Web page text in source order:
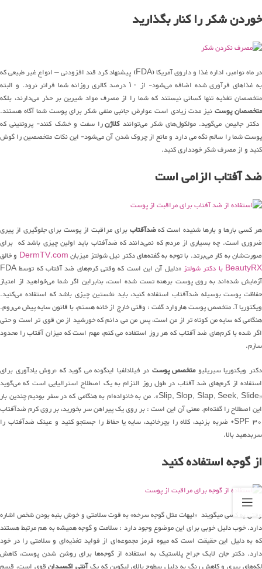
خوردن شکر را کنار بگذارید
در ماه نوامبر، اداره غذا و داروی آمریکا (FDA) پیشنهاد کرد قند افزودنی – انواع غیر طبیعی که
به غذاهای فرآوری شده اضافه می‌شود- از ۱۰ درصد کالری روزانه شما فراتر نرود. و البته
متخصصان تغذیه تنها کسانی نیستند که شما را از مصرف مواد شیرین بر حذر می‌دارند، بلکه
متخصصان پوستنیز مدت زیادی است عوارض جانبی منفی شکر برای پوست شما آگاه هستند.
دکتر جالیمن می‌گوید. مولکول‌های شکر می‌توانندکلاژنرا سفت و خشک کنند- پروتئینی که
پوست شما را سالم نگه می دارد و مانع از چروک شدن آن می‌شود- این نکات متخصصین را گوش
کنید و از مصرف شکر خودداری کنید.
ضد آفتاب الزامی است
هر کسی بارها و بارها شنیده است کهضدآفتاببرای مراقبت از پوست برای جلوگیری از پیری
ضروری است. چه بسیاری از مردم که نمی‌دانند که ضدآفتاب باید اولین چیزی باشد که برای
صورت‌شان به کار می‌برتد. با توجه به گفته‌های دکتر نیل شولتز میزبانDermTV.com و خالق
BeautyRX با دکتر شولتز
«دلیل آن این است که وقتی کرم‌های ضد آفتاب که توسط FDA
آزمایش شده‌اند به روی پوست برهنه تست شده است، بنابراین اگر شما می‌خواهید از امتیاز
حفاظت پوست بوسیله ضدآفتاب استفاده کنید، باید نخستین چیزی باشد که استفاده می‌کنید.
ویکتوریا آ. متخصص پوست هاروارد گفت : وقتی خارج از خانه هستم، با قانون سایه پیش می‌روم.
هنگامی که سایه من کوتاه تر از من است، پس من می دانم که خورشید از من قوی تر است و حتی
اگر شده با کرم‌های ضد آفتاب که هر روز استفاده می کنم، مهم است که میزان آفتاب را محدود
سازم.
دکتر ویکتوریا سیریلیومتخصص پوست در فیلادلفیا اینگونه می گوید که «روش یادآوری برای
استفاده از کرم‌های ضد آفتاب در طول روز التزام به یک اصطلاح استرالیایی است که می‌گوید
«Slip, Slop, Slap, Seek, Slide». من به خانواده‌ام به هنگامی که در سفر بودیم چندین بار
این اصطلاح را گفته‌ام. معنی آن این است : بر روی یک پیراهن سر بخورید، بر روی کرم ضدآفتاب
SPF 30+ ضربه بزنید، کلاه را بچرخانید، سایه یا حفاظ را جستجو کنید و عینک ضدآفتاب را
سربدهید بالا.
از گوجه استفاده کنید
وقتی به کسی میگویند «لپهات مثل گوجه سرخه» به قوت سلامتی و خوش بنبه بودن شخص اشاره
دارد. خوب دلیل خوبی برای این موضوع وجود دارد : سلامت و گوجه همیشه به هم مرتبط هستند
که به دلیل این حقیقت است که میوه قرمز مجموعه‌ای از فواید تغذیه‌ای و سلامتی را در خود
دارد. دکتر جان لایک جراح پلاستیک به استفاده از گوجه‌ها برای روشن شدن پوست، کاهش